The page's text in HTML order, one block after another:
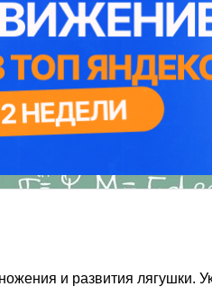
и развития лягушки.